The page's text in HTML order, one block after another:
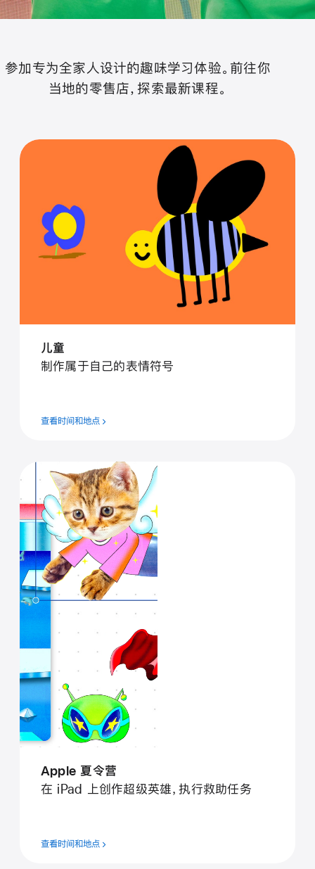
参加专为全家人设计的趣味学习体验。前往你
当地的零售店，探索最新课程。
儿童
制作属于自己的表情符号
查看时间和地点
Apple 夏令营
在 iPad 上创作超级英雄，执行救助任务
查看时间和地点